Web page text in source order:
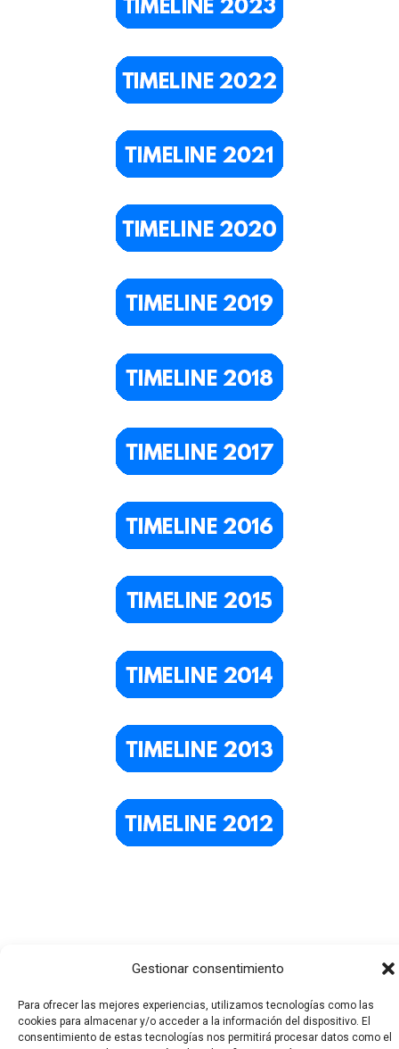
Gestionar consentimiento
Para ofrecer las mejores experiencias, utilizamos tecnologías como las
cookies para almacenar y/o acceder a la información del dispositivo. El
consentimiento de estas tecnologías nos permitirá procesar datos como el
Todos los derechos © 2026 El Funerario Digital | Funciona
gracias aTema Astra para WordPress